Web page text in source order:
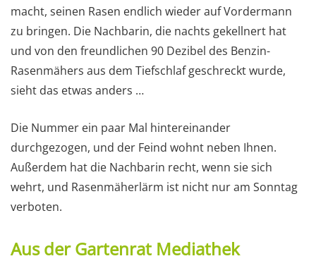
macht, seinen Rasen endlich wieder auf Vordermann
zu bringen. Die Nachbarin, die nachts gekellnert hat
und von den freundlichen 90 Dezibel des Benzin-
Rasenmähers aus dem Tiefschlaf geschreckt wurde,
sieht das etwas anders …
Die Nummer ein paar Mal hintereinander
durchgezogen, und der Feind wohnt neben Ihnen.
Außerdem hat die Nachbarin recht, wenn sie sich
wehrt, und Rasenmäherlärm ist nicht nur am Sonntag
verboten.
Aus der Gartenrat Mediathek